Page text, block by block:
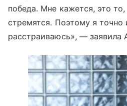
победа. Мне кажется, это
стремятся. Поэтому я точно
расстраиваюсь», — заявила